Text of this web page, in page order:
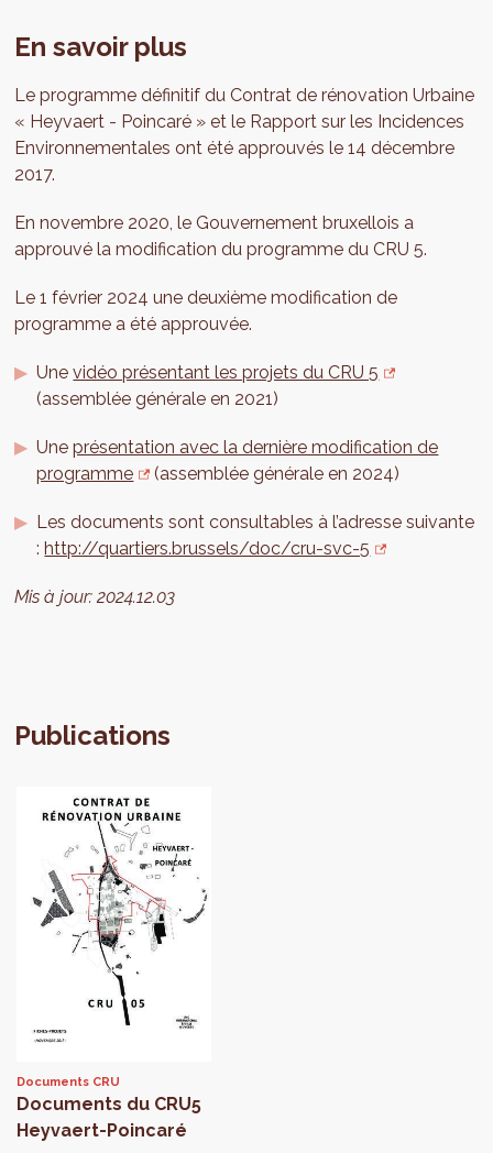
En savoir plus
Le programme définitif du Contrat de rénovation Urbaine
« Heyvaert - Poincaré » et le Rapport sur les Incidences
Environnementales ont été approuvés le 14 décembre
2017.
En novembre 2020, le Gouvernement bruxellois a
approuvé la modification du programme du CRU 5.
Le 1 février 2024 une deuxième modification de
programme a été approuvée.
Unevidéo présentant les projets du CRU 5
(assemblée générale en 2021)
Uneprésentation avec la dernière modification de
programme
(assemblée générale en 2024)
Les documents sont consultables à l’adresse suivante
: http://quartiers.brussels/doc/cru-svc-5
Mis à jour:2024.12.03
Publications
Documents CRU
Documents du CRU5
Heyvaert-Poincaré